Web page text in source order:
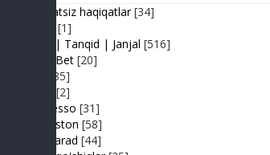
Adolatsiz haqiqatlar [34]
[1]
Baxs| Tanqid | Janjal [516]
BeshBet [20]
[85]
[2]
Expresso [31]
FIKRiston [58]
Hit-Parad [44]